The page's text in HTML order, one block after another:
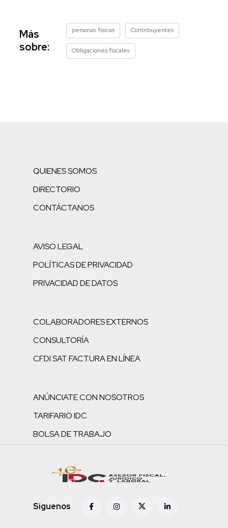
Más
sobre:
personas físicas Contribuyentes
Obligaciones fiscales
QUIENES SOMOS
DIRECTORIO
CONTÁCTANOS
AVISO LEGAL
POLÍTICAS DE PRIVACIDAD
PRIVACIDAD DE DATOS
COLABORADORES EXTERNOS
CONSULTORÍA
CFDI SAT FACTURA EN LÍNEA
ANÚNCIATE CON NOSOTROS
TARIFARIO IDC
BOLSA DE TRABAJO
Siguenos